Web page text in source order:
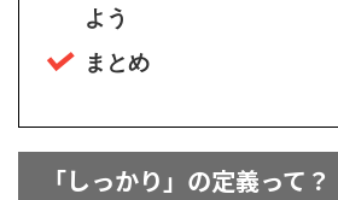
よう
まとめ
「しっかり」の定義って？